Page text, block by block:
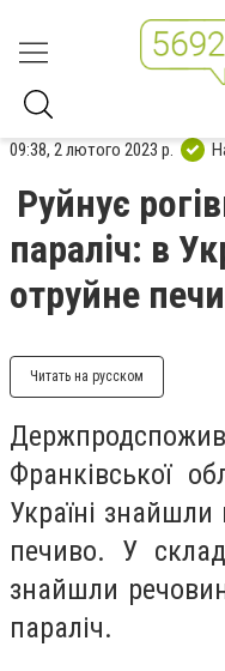
09:38, 2 лютого 2023 р.
Руйнує
параліч: в
отруйне
Читать на русском
Франківської
Україні знайшли
печиво. У
знайшли
параліч.